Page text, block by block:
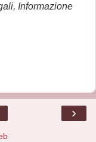
Informazione
›